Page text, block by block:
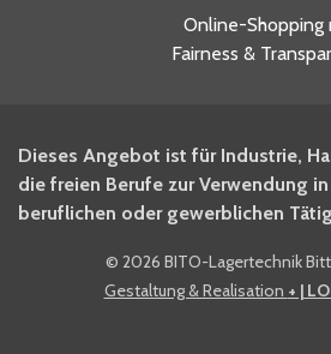
Ja, ich habe die
und akzeptiere
BITO Newsletter
Intralogistiker
Ja, ich möchte
BITO Shop-
Online-Shopping
Fairness &
Dieses Angebot ist für Industrie,
die freien Berufe zur Verwendung
beruflichen oder gewerblichen
© 2026 BITO-Lagertechnik
Gestaltung & Realisation + |